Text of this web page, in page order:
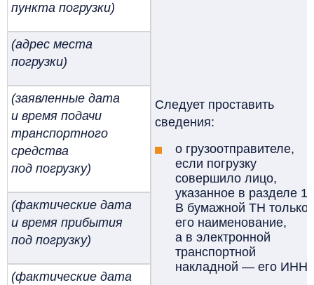
Следует проставить
сведения:
о грузоотправителе,
если погрузку
совершило лицо,
указанное в разделе 1.
В бумажной ТН только
его наименование,
а в электронной
транспортной
накладной — его ИНН;
пункта погрузки)
(адрес места
погрузки)
(заявленные дата
и время подачи
транспортного
средства
под погрузку)
(фактические дата
и время прибытия
под погрузку)
(фактические дата